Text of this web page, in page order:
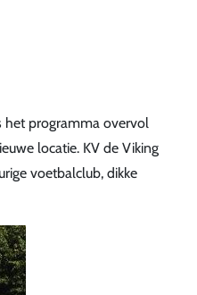
het programma overvol
locatie. KV de Viking
voetbalclub, dikke